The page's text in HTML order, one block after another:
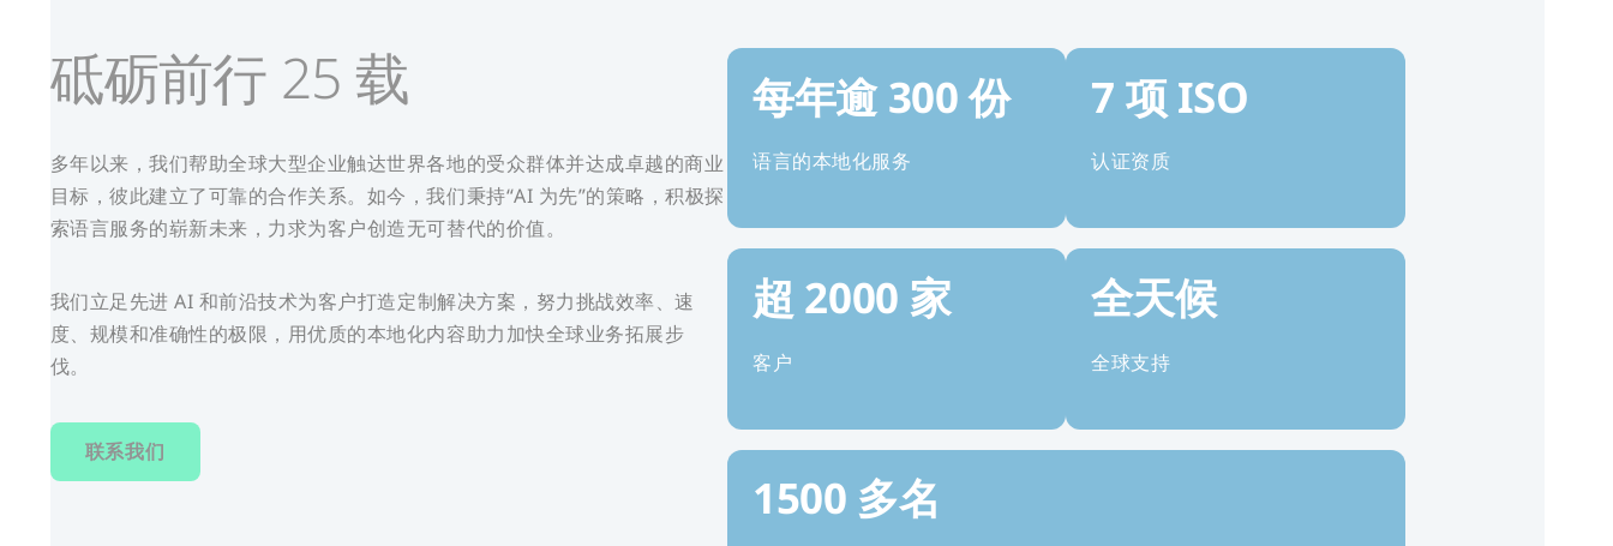
砥砺前行 25 载
多年以来，我们帮助全球大型企业触达世界各地的受众群体并达成卓越的商业
目标，彼此建立了可靠的合作关系。如今，我们秉持“AI 为先”的策略，积极探
索语言服务的崭新未来，力求为客户创造无可替代的价值。
我们立足先进 AI 和前沿技术为客户打造定制解决方案，努力挑战效率、速
度、规模和准确性的极限，用优质的本地化内容助力加快全球业务拓展步
伐。
联系我们
每年逾 300 份
语言的本地化服务
7 项 ISO
认证资质
超 2000 家
客户
全天候
全球支持
1500 多名